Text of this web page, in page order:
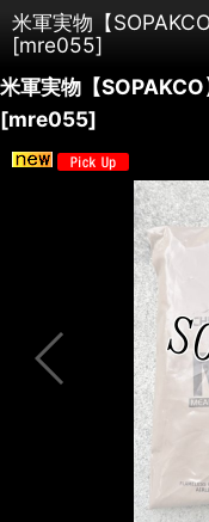
米軍実物【
[mre055]
米軍実物【
[mre055]